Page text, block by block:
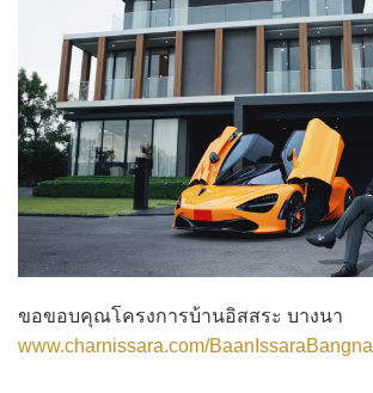
ขอขอบคุณโครงการบ้านอิสสระ บางนา
www.charnissara.com/BaanIssaraBangna